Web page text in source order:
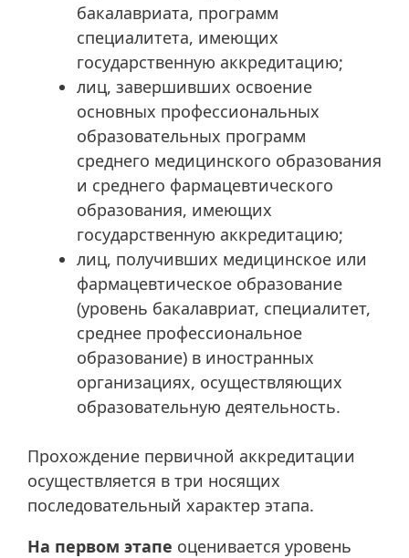
бакалавриата, программ
специалитета, имеющих
государственную аккредитацию;
лиц, завершивших освоение
основных профессиональных
образовательных программ
среднего медицинского образования
и среднего фармацевтического
образования, имеющих
государственную аккредитацию;
лиц, получивших медицинское или
фармацевтическое образование
(уровень бакалавриат, специалитет,
среднее профессиональное
образование) в иностранных
организациях, осуществляющих
образовательную деятельность.
Прохождение первичной аккредитации
осуществляется в три носящих
последовательный характер этапа.
На первом этапе оценивается уровень